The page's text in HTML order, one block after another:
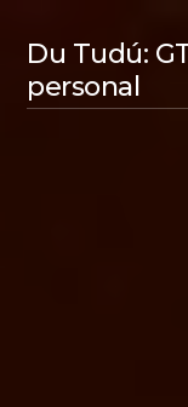
Du Tudú:
personal